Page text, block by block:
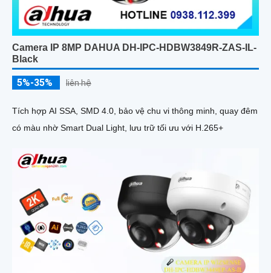
Camera IP 8MP DAHUA DH-IPC-HDBW3849R-ZAS-IL-
Black
5%-35% liên hệ
Tích hợp AI SSA, SMD 4.0, bảo vệ chu vi thông minh, quay đêm
có màu nhờ Smart Dual Light, lưu trữ tối ưu với H.265+